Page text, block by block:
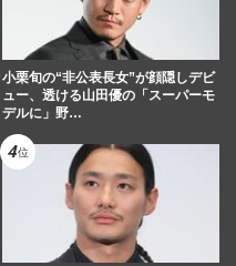
小栗旬の“非公表長女”が顔隠しデビ
ュー、透ける山田優の「スーパーモ
デルに」野…